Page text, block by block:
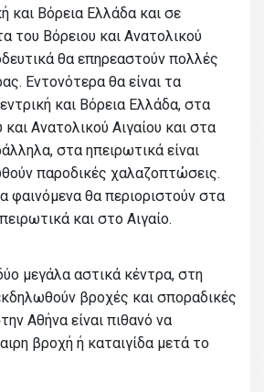
και Βόρεια Ελλάδα και σε
του Βόρειου και Ανατολικού
θα επηρεαστούν πολλές
Εντονότερα θα είναι τα
και Βόρεια Ελλάδα, στα
και Ανατολικού Αιγαίου και στα
στα ηπειρωτικά είναι
παροδικές χαλαζοπτώσεις.
φαινόμενα θα περιοριστούν στα
και στο Αιγαίο.
μεγάλα αστικά κέντρα, στη
βροχές και σποραδικές
Αθήνα είναι πιθανό να
βροχή ή καταιγίδα μετά το